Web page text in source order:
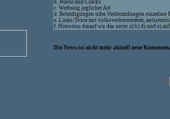
b. Warez und Cracks
c. Werbung jeglicher Art
d. Beleidigungen oder Verleumdungen einzelner
e. Links/Texte mit volksverhetzendem,
f. Hinweise darauf wo das unter a) b) d) und e)
Die News ist nicht mehr aktuell neue